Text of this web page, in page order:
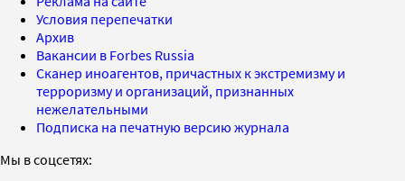
Условия перепечатки
Архив
Вакансии в Forbes Russia
Сканер иноагентов, причастных к экстремизму и
терроризму и организаций, признанных
нежелательными
Подписка на печатную версию журнала
Мы в соцсетях: